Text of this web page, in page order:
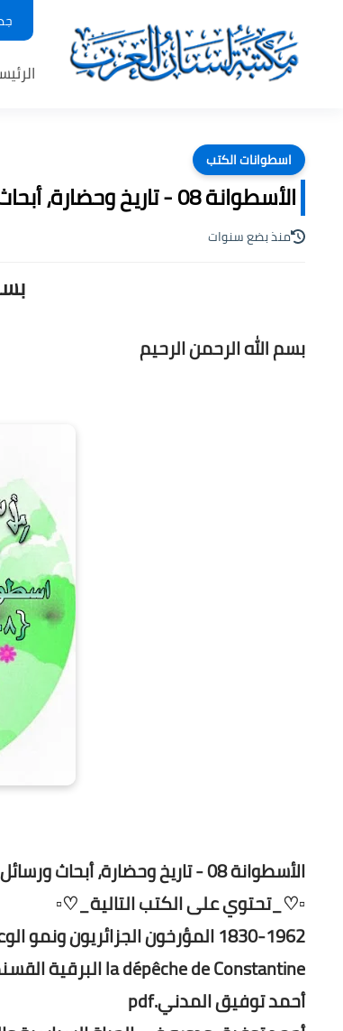
اسطوانات الكتب
الأسطوانة 08 - تاريخ وحضارة، أبحاث ورسائل علمية ، pdf
منذ بضع سنوات
بسم الله الرحمن الرحيم
الأسطوانة 08 - تاريخ وحضارة، أبحاث ورسائل علمية
▫️♡_تحتوي على الكتب التالية_♡▫️
1830-1962 المؤرخون الجزائريون ونمو الوعي التاريخي.pdf
la dépêche de Constantine البرقية القسنطينية و الثورة الجزائرية.pdf
أحمد توفيق المدني.pdf